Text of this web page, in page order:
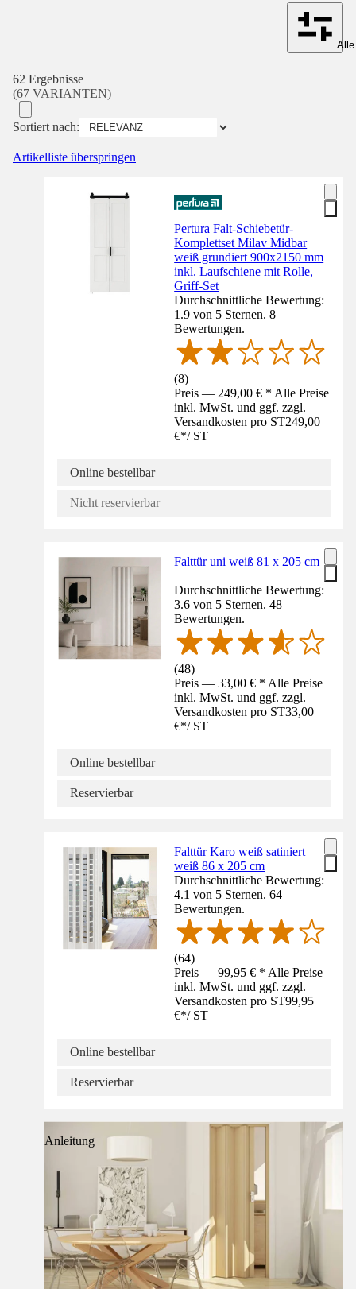
62 Ergebnisse
(67 VARIANTEN)
Sortiert nach:
Artikelliste überspringen
Pertura Falt-Schiebetür-
Komplettset Milav Midbar
weiß grundiert 900x2150 mm
inkl. Laufschiene mit Rolle,
Griff-Set
Durchschnittliche Bewertung:
1.9 von 5 Sternen. 8
Bewertungen.
(8)
Preis — 249,00 € * Alle Preise
inkl. MwSt. und ggf. zzgl.
Versandkosten pro ST249,00
€*/ ST
Online bestellbar
Nicht reservierbar
Falttür uni weiß 81 x 205 cm
Durchschnittliche Bewertung:
3.6 von 5 Sternen. 48
Bewertungen.
(48)
Preis — 33,00 € * Alle Preise
inkl. MwSt. und ggf. zzgl.
Versandkosten pro ST33,00
€*/ ST
Online bestellbar
Reservierbar
Falttür Karo weiß satiniert
weiß 86 x 205 cm
Durchschnittliche Bewertung:
4.1 von 5 Sternen. 64
Bewertungen.
(64)
Preis — 99,95 € * Alle Preise
inkl. MwSt. und ggf. zzgl.
Versandkosten pro ST99,95
€*/ ST
Online bestellbar
Reservierbar
Anleitung